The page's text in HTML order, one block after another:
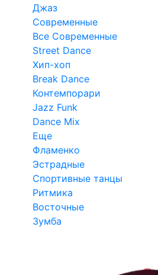
Джаз
Современные
Все Современные
Street Dance
Хип-хоп
Break Dance
Контемпорари
Jazz Funk
Dance Mix
Еще
Фламенко
Эстрадные
Спортивные танцы
Ритмика
Восточные
Зумба